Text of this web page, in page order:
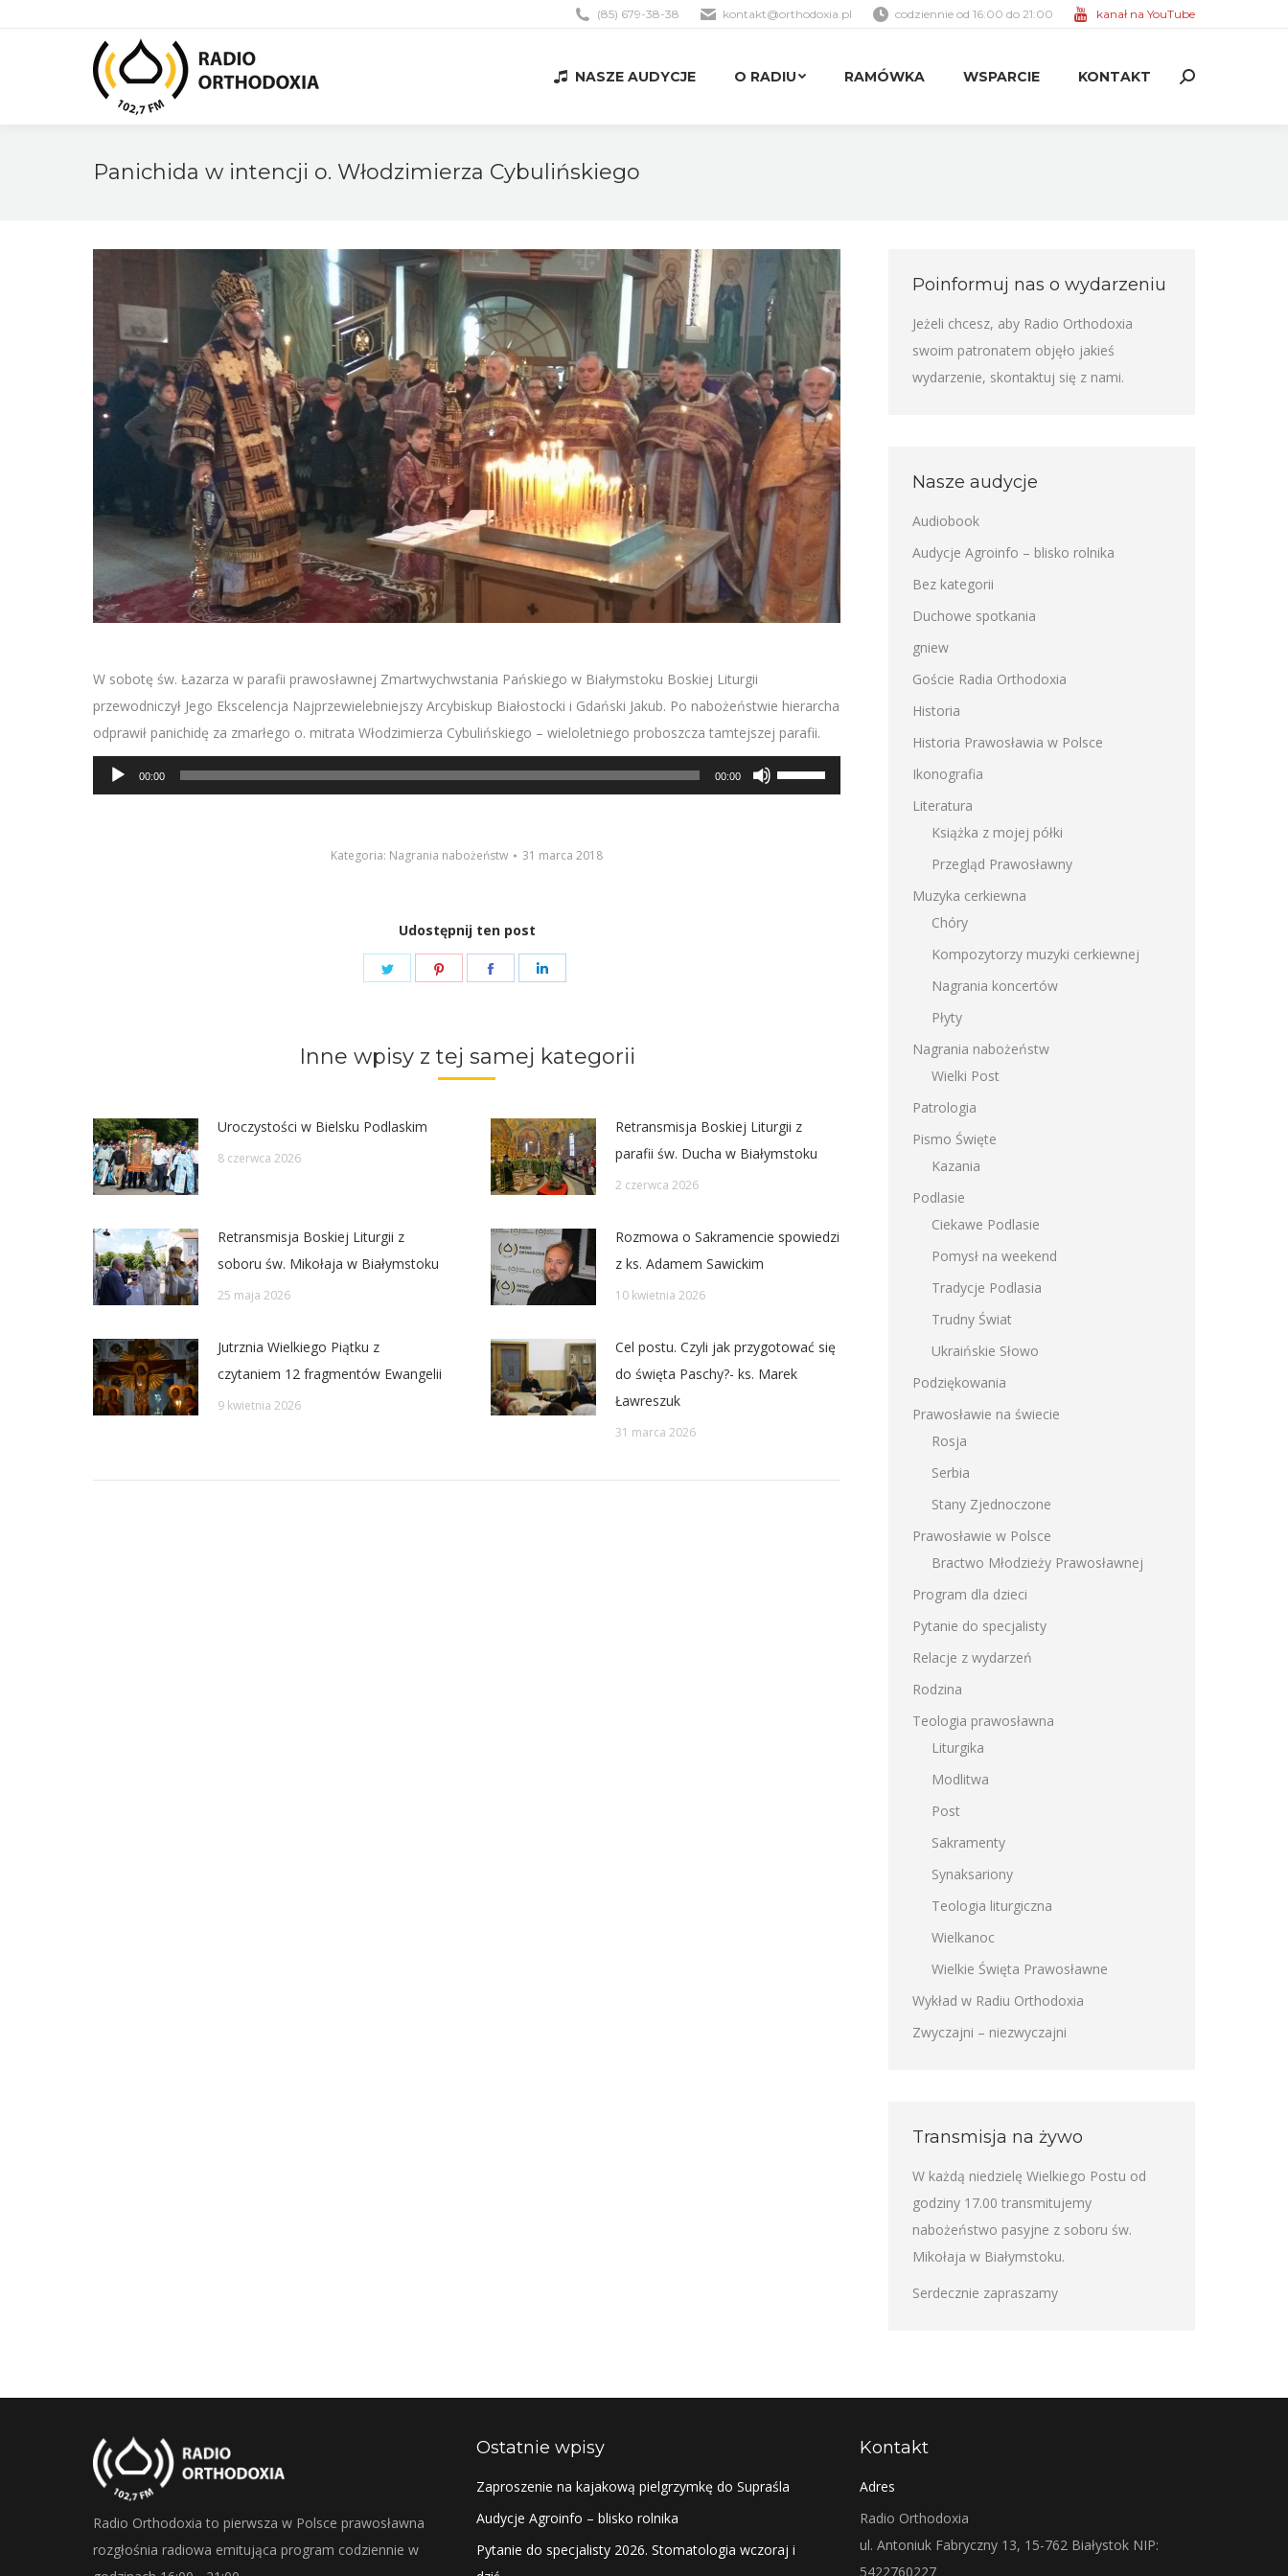
(85) 679-38-38 kontakt@orthodoxia.pl codziennie od 16:00 do 21:00 kanał na YouTube
NASZE AUDYCJE O RADIU RAMÓWKA WSPARCIE KONTAKT Search:
Panichida w intencji o. Włodzimierza Cybulińskiego
W sobotę św. Łazarza w parafii prawosławnej Zmartwychwstania Pańskiego w Białymstoku Boskiej Liturgii
przewodniczył Jego Ekscelencja Najprzewielebniejszy Arcybiskup Białostocki i Gdański Jakub. Po nabożeństwie hierarcha
odprawił panichidę za zmarłego o. mitrata Włodzimierza Cybulińskiego – wieloletniego proboszcza tamtejszej parafii.
Odtwarzacz
plików
00:00 00:00
Używaj
strzałek
Kategoria: Nagrania nabożeństw 31 marca 2018
Udostępnij ten post
Share
Share
Share
Inne wpisy z tej samej kategorii
Uroczystości w Bielsku Podlaskim
8 czerwca 2026
Retransmisja Boskiej Liturgii z
parafii św. Ducha w Białymstoku
2 czerwca 2026
Retransmisja Boskiej Liturgii z
soboru św. Mikołaja w Białymstoku
25 maja 2026
Rozmowa o Sakramencie spowiedzi
z ks. Adamem Sawickim
10 kwietnia 2026
Jutrznia Wielkiego Piątku z
czytaniem 12 fragmentów Ewangelii
9 kwietnia 2026
Cel postu. Czyli jak przygotować się
do święta Paschy?- ks. Marek
Ławreszuk
31 marca 2026
Poinformuj nas o wydarzeniu
Jeżeli chcesz, aby Radio Orthodoxia
swoim patronatem objęło jakieś
wydarzenie, skontaktuj się z nami.
Nasze audycje
Audiobook
Audycje Agroinfo – blisko rolnika
Bez kategorii
Duchowe spotkania
gniew
Goście Radia Orthodoxia
Historia
Historia Prawosławia w Polsce
Ikonografia
Literatura
Książka z mojej półki
Przegląd Prawosławny
Muzyka cerkiewna
Chóry
Kompozytorzy muzyki cerkiewnej
Nagrania koncertów
Płyty
Nagrania nabożeństw
Wielki Post
Patrologia
Pismo Święte
Kazania
Podlasie
Ciekawe Podlasie
Pomysł na weekend
Tradycje Podlasia
Trudny Świat
Ukraińskie Słowo
Podziękowania
Prawosławie na świecie
Rosja
Serbia
Stany Zjednoczone
Prawosławie w Polsce
Bractwo Młodzieży Prawosławnej
Program dla dzieci
Pytanie do specjalisty
Relacje z wydarzeń
Rodzina
Teologia prawosławna
Liturgika
Modlitwa
Post
Sakramenty
Synaksariony
Teologia liturgiczna
Wielkanoc
Wielkie Święta Prawosławne
Wykład w Radiu Orthodoxia
Zwyczajni – niezwyczajni
Transmisja na żywo
W każdą niedzielę Wielkiego Postu od
godziny 17.00 transmitujemy
nabożeństwo pasyjne z soboru św.
Mikołaja w Białymstoku.
Serdecznie zapraszamy
Radio Orthodoxia to pierwsza w Polsce prawosławna
rozgłośnia radiowa emitująca program codziennie w
Ostatnie wpisy
Zaproszenie na kajakową pielgrzymkę do Supraśla
Audycje Agroinfo – blisko rolnika
Pytanie do specjalisty 2026. Stomatologia wczoraj i
Kontakt
Adres
Radio Orthodoxia
ul. Antoniuk Fabryczny 13, 15-762 Białystok NIP:
5422760227